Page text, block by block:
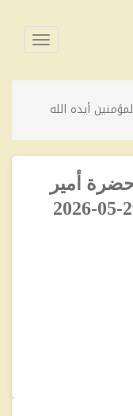
فتح
أيده الله
أمير